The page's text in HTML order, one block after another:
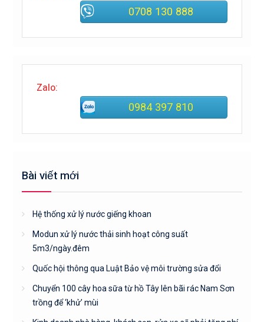
0708 130 888
Zalo:
0984 397 810
Bài viết mới
Hệ thống xử lý nước giếng khoan
Modun xử lý nước thải sinh hoạt công suất
5m3/ngày.đêm
Quốc hội thông qua Luật Bảo vệ môi trường sửa đổi
Chuyển 100 cây hoa sữa từ hồ Tây lên bãi rác Nam Sơn
trồng để ‘khử’ mùi